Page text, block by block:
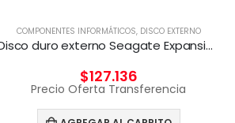
COMPONENTES INFORMÁTICOS, DISCO EXTERNO
Disco duro externo Seagate Expansion 4 TB Negro
$127.136
Precio Oferta Transferencia